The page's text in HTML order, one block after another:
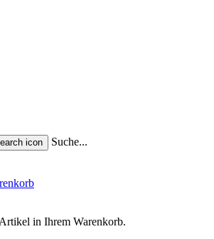
Suche...
in Ihrem Warenkorb.